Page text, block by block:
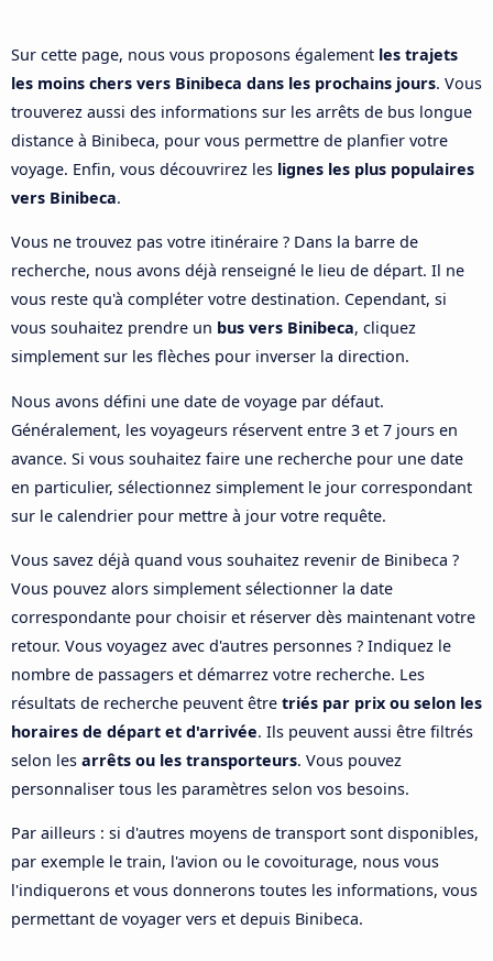
Sur cette page, nous vous proposons également les trajets
les moins chers vers Binibeca dans les prochains jours. Vous
trouverez aussi des informations sur les arrêts de bus longue
distance à Binibeca, pour vous permettre de planfier votre
voyage. Enfin, vous découvrirez les lignes les plus populaires
vers Binibeca.
Vous ne trouvez pas votre itinéraire ? Dans la barre de
recherche, nous avons déjà renseigné le lieu de départ. Il ne
vous reste qu'à compléter votre destination. Cependant, si
vous souhaitez prendre un bus vers Binibeca, cliquez
simplement sur les flèches pour inverser la direction.
Nous avons défini une date de voyage par défaut.
Généralement, les voyageurs réservent entre 3 et 7 jours en
avance. Si vous souhaitez faire une recherche pour une date
en particulier, sélectionnez simplement le jour correspondant
sur le calendrier pour mettre à jour votre requête.
Vous savez déjà quand vous souhaitez revenir de Binibeca ?
Vous pouvez alors simplement sélectionner la date
correspondante pour choisir et réserver dès maintenant votre
retour. Vous voyagez avec d'autres personnes ? Indiquez le
nombre de passagers et démarrez votre recherche. Les
résultats de recherche peuvent être triés par prix ou selon les
horaires de départ et d'arrivée. Ils peuvent aussi être filtrés
selon les arrêts ou les transporteurs. Vous pouvez
personnaliser tous les paramètres selon vos besoins.
Par ailleurs : si d'autres moyens de transport sont disponibles,
par exemple le train, l'avion ou le covoiturage, nous vous
l'indiquerons et vous donnerons toutes les informations, vous
permettant de voyager vers et depuis Binibeca.